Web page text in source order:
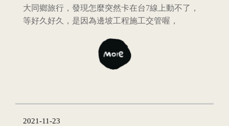
大同鄉旅行，發現怎麼突然卡在台7線上動不了，
等好久好久，是因為邊坡工程施工交管喔，
2021-11-23